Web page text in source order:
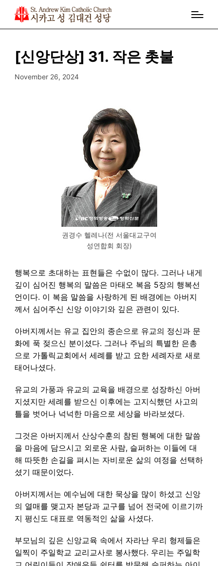
[신앙단상] 31. 작은 촛불
November 26, 2024
권경수 헬레나(전 서울대교구여
성연합회 회장)
행복으로 초대하는 표현들은 수없이 많다. 그러나 내게
깊이 심어진 행복의 말씀은 마태오 복음 5장의 행복선
언이다. 이 복음 말씀을 사랑하게 된 배경에는 아버지
께서 심어주신 신앙 이야기와 깊은 관련이 있다.
아버지께서는 유교 집안의 종손으로 유교의 정신과 문
화에 푹 젖으신 분이셨다. 그러나 주님의 특별한 은총
으로 가톨릭교회에서 세례를 받고 요한 세례자로 새로
태어나셨다.
유교의 가풍과 유교의 교육을 배경으로 성장하신 아버
지셨지만 세례를 받으신 이후에는 고지식했던 사고의
틀을 벗어나 넉넉한 마음으로 세상을 바라보셨다.
그것은 아버지께서 산상수훈의 참된 행복에 대한 말씀
을 마음에 담으시고 외로운 사람, 슬퍼하는 이들에 대
해 따뜻한 손길을 펴시는 자비로운 삶의 여정을 선택하
셨기 때문이었다.
아버지께서는 예수님에 대한 묵상을 많이 하셨고 신앙
의 열매를 맺고자 본당과 교구를 넘어 전국에 이르기까
지 평신도 대표로 역동적인 삶을 사셨다.
부모님의 깊은 신앙교육 속에서 자라난 우리 형제들은
일찍이 주일학교 교리교사로 봉사했다. 우리는 주일학